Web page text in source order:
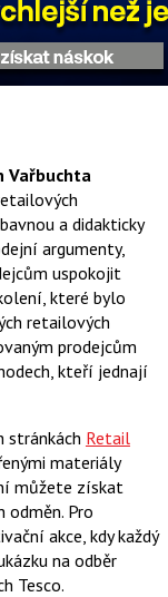
Vařbuchta
a didakticky
argumenty,
uspokojit
které bylo
retailových
prodejcům
kteří jednají
stránkách Retail
materiály
můžete získat
Pro
akce, kdy každý
na odběr
Tesco.